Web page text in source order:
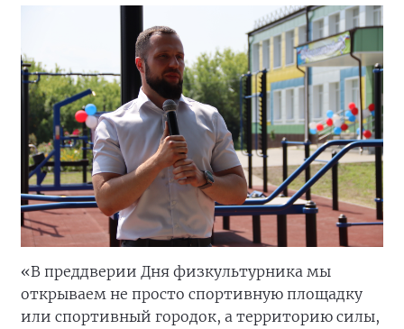
«В преддверии Дня физкультурника мы
открываем не просто спортивную площадку
или спортивный городок, а территорию силы,